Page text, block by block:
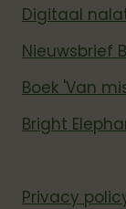
Digitaal
Nieuwsbrief
Boek 'Van
Bright
Privacy